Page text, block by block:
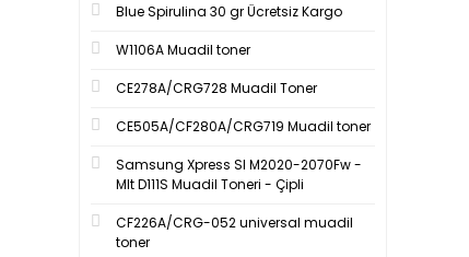
Blue Spirulina 30 gr Ücretsiz Kargo
W1106A Muadil toner
CE278A/CRG728 Muadil Toner
CE505A/CF280A/CRG719 Muadil toner
Samsung Xpress Sl M2020-2070Fw -
Mlt D111S Muadil Toneri - Çipli
CF226A/CRG-052 universal muadil
toner